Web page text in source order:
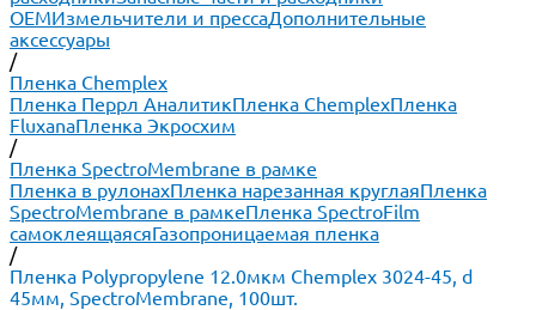
ОЕМИзмельчители и прессаДополнительные
аксессуары
/
Пленка Chemplex
Пленка Перрл АналитикПленка ChemplexПленка
FluxanaПленка Экросхим
/
Пленка SpectroMembrane в рамке
Пленка в рулонахПленка нарезанная круглаяПленка
SpectroMembrane в рамкеПленка SpectroFilm
самоклеящаясяГазопроницаемая пленка
/
Пленка Polypropylene 12.0мкм Chemplex 3024-45, d
45мм, SpectroMembrane, 100шт.